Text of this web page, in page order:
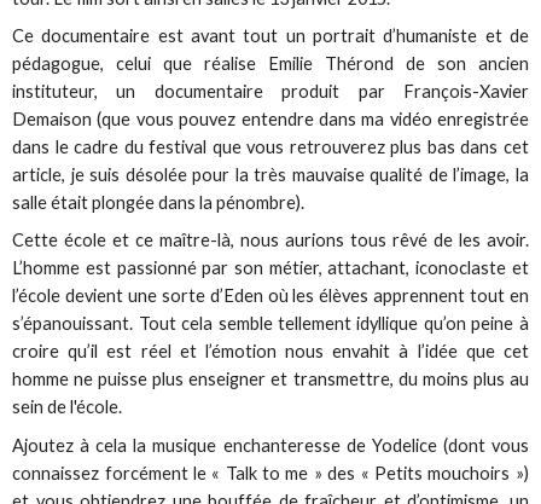
Ce documentaire est avant tout un portrait d’humaniste et de
pédagogue, celui que réalise Emilie Thérond de son ancien
instituteur, un documentaire produit par François-Xavier
Demaison (que vous pouvez entendre dans ma vidéo enregistrée
dans le cadre du festival que vous retrouverez plus bas dans cet
article, je suis désolée pour la très mauvaise qualité de l’image, la
salle était plongée dans la pénombre).
Cette école et ce maître-là, nous aurions tous rêvé de les avoir.
L’homme est passionné par son métier, attachant, iconoclaste et
l’école devient une sorte d’Eden où les élèves apprennent tout en
s’épanouissant. Tout cela semble tellement idyllique qu’on peine à
croire qu’il est réel et l’émotion nous envahit à l’idée que cet
homme ne puisse plus enseigner et transmettre, du moins plus au
sein de l'école.
Ajoutez à cela la musique enchanteresse de Yodelice (dont vous
connaissez forcément le « Talk to me » des « Petits mouchoirs »)